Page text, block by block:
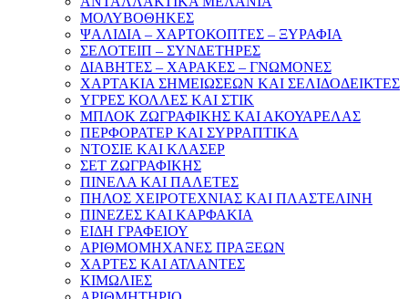
ΜΟΛΥΒΟΘΗΚΕΣ
ΨΑΛΙΔΙΑ – ΧΑΡΤΟΚΟΠΤΕΣ – ΞΥΡΑΦΙΑ
ΣΕΛΟΤΕΙΠ – ΣΥΝΔΕΤΗΡΕΣ
ΔΙΑΒΗΤΕΣ – ΧΑΡΑΚΕΣ – ΓΝΩΜΟΝΕΣ
ΧΑΡΤΑΚΙΑ ΣΗΜΕΙΩΣΕΩΝ ΚΑΙ ΣΕΛΙΔΟΔΕΙΚΤΕΣ
ΥΓΡΕΣ ΚΟΛΛΕΣ ΚΑΙ ΣΤΙΚ
ΜΠΛΟΚ ΖΩΓΡΑΦΙΚΗΣ ΚΑΙ ΑΚΟΥΑΡΕΛΑΣ
ΠΕΡΦΟΡΑΤΕΡ ΚΑΙ ΣΥΡΡΑΠΤΙΚΑ
ΝΤΟΣΙΕ ΚΑΙ ΚΛΑΣΕΡ
ΣΕΤ ΖΩΓΡΑΦΙΚΗΣ
ΠΙΝΕΛΑ ΚΑΙ ΠΑΛΕΤΕΣ
ΠΗΛΟΣ ΧΕΙΡΟΤΕΧΝΙΑΣ ΚΑΙ ΠΛΑΣΤΕΛΙΝΗ
ΠΙΝΕΖΕΣ ΚΑΙ ΚΑΡΦΑΚΙΑ
ΕΙΔΗ ΓΡΑΦΕΙΟΥ
ΑΡΙΘΜΟΜΗΧΑΝΕΣ ΠΡΑΞΕΩΝ
ΧΑΡΤΕΣ ΚΑΙ ΑΤΛΑΝΤΕΣ
ΚΙΜΩΛΙΕΣ